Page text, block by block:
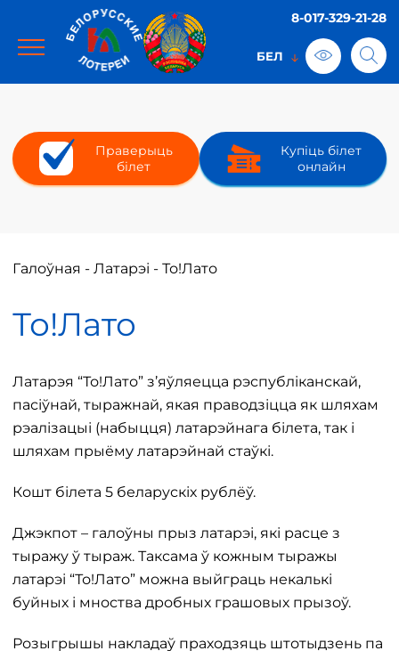
8-017-329-21-28
Праверыць
білет
Купіць білет
онлайн
Галоўная - Латарэі - То!Лато
То!Лато
Латарэя “То!Лато” з’яўляецца рэспубліканскай,
пасіўнай, тыражнай, якая праводзіцца як шляхам
рэалізацыі (набыцця) латарэйнага білета, так і
шляхам прыёму латарэйнай стаўкі.
Кошт білета 5 беларускіх рублёў.
Джэкпот – галоўны прыз латарэі, які расце з
тыражу ў тыраж. Таксама ў кожным тыражы
латарэі “То!Лато” можна выйграць некалькі
буйных і мноства дробных грашовых прызоў.
Розыгрышы накладаў праходзяць штотыдзень па